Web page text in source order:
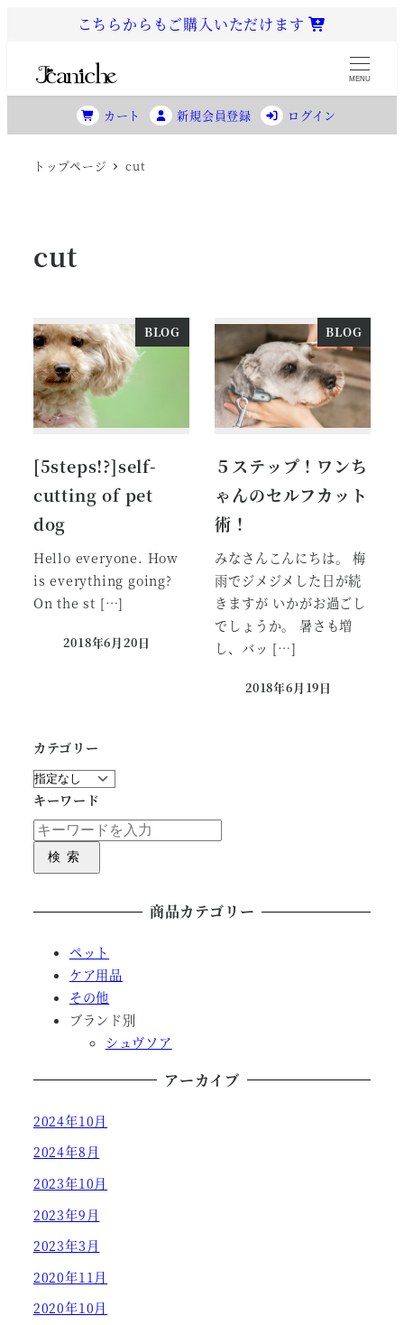
コ
こちらからもご購入いただけます
MENU
カート 新規会員登録 ログイン
トップページ cut
cut
BLOG
[5steps!?]self-
cutting of pet
dog
Hello everyone. How
is everything going?
On the st […]
投稿日
2018年6月20日
BLOG
５ステップ！ワンち
ゃんのセルフカット
術！
みなさんこんにちは。 梅
雨でジメジメした日が続
きますが いかがお過ごし
でしょうか。 暑さも増
し、バッ […]
投稿日
2018年6月19日
カテゴリー
キーワード
検索
商品カテゴリー
ペット
ケア用品
その他
ブランド別
シュヴソア
アーカイブ
2024年10月
2024年8月
2023年10月
2023年9月
2023年3月
2020年11月
2020年10月